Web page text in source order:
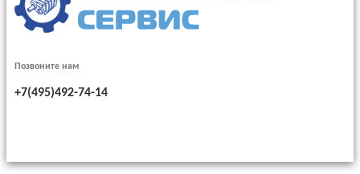
Позвоните нам
+7(495)492-74-14